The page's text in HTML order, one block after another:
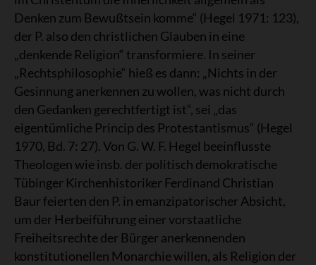
Denken zum Bewußtsein komme“ (Hegel 1971: 123),
der P. also den christlichen Glauben in eine
„denkende Religion“ transformiere. In seiner
„Rechtsphilosophie“ hieß es dann: „Nichts in der
Gesinnung anerkennen zu wollen, was nicht durch
den Gedanken gerechtfertigt ist“, sei „das
eigentümliche Princip des Protestantismus“ (Hegel
1970, Bd. 7: 27). Von G. W. F. Hegel beeinflusste
Theologen wie insb. der politisch demokratische
Tübinger Kirchenhistoriker Ferdinand Christian
Baur feierten den P. in emanzipatorischer Absicht,
um der Herbeiführung einer vorstaatliche
Freiheitsrechte der Bürger anerkennenden
konstitutionellen Monarchie willen, als Religion der